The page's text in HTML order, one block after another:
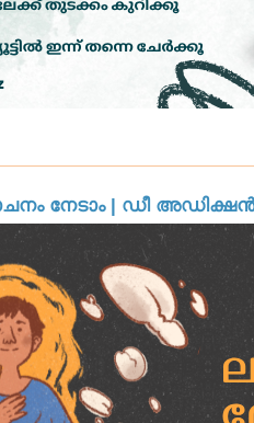
നേടാം | ഡീ